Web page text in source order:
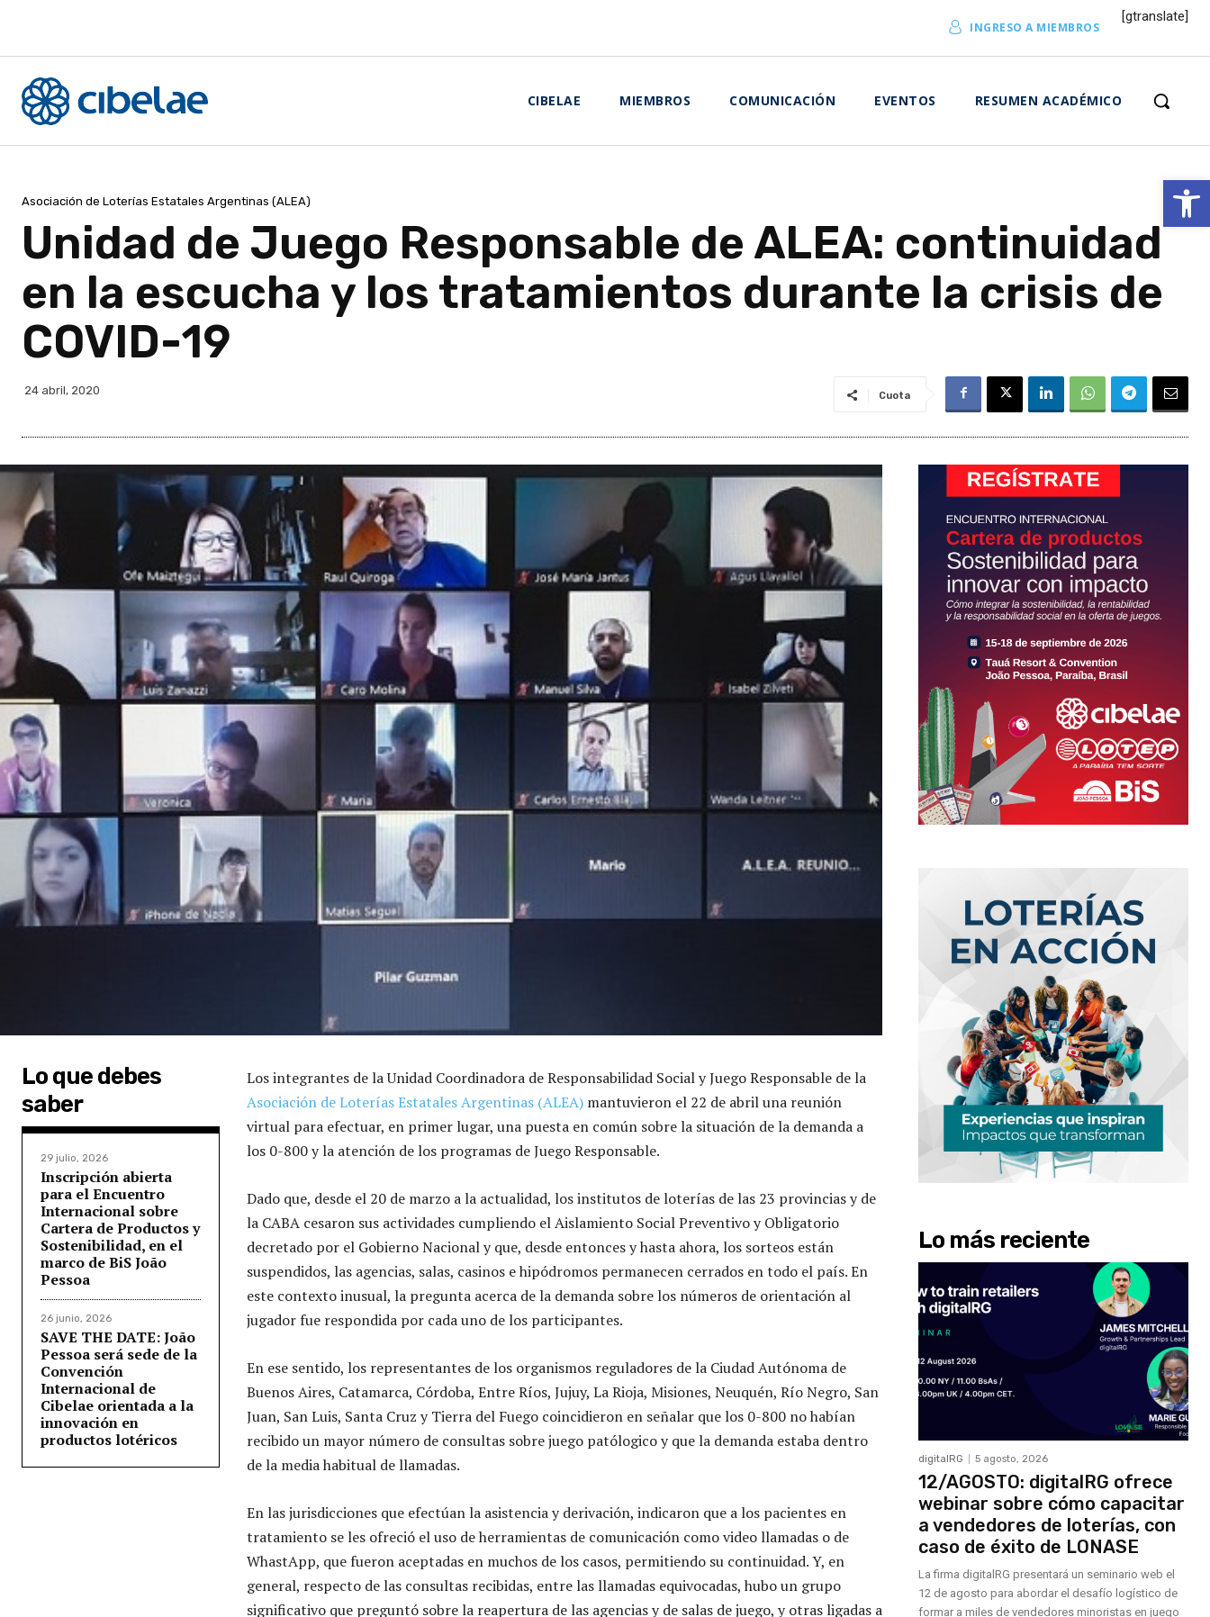
Abrir
INGRESO A MIEMBROS
[gtranslate]
CIBELAE MIEMBROS COMUNICACIÓN EVENTOS RESUMEN ACADÉMICO
Asociación de Loterías Estatales Argentinas (ALEA)
Unidad de Juego Responsable de ALEA: continuidad
en la escucha y los tratamientos durante la crisis de
COVID-19
24 abril, 2020 Cuota
Lo que debes
saber
29 julio, 2026
Inscripción abierta
para el Encuentro
Internacional sobre
Cartera de Productos y
Sostenibilidad, en el
marco de BiS João
Pessoa
26 junio, 2026
SAVE THE DATE: João
Pessoa será sede de la
Convención
Internacional de
Cibelae orientada a la
innovación en
productos lotéricos
Los integrantes de la Unidad Coordinadora de Responsabilidad Social y Juego Responsable de la
Asociación de Loterías Estatales Argentinas (ALEA) mantuvieron el 22 de abril una reunión
virtual para efectuar, en primer lugar, una puesta en común sobre la situación de la demanda a
los 0-800 y la atención de los programas de Juego Responsable.
Dado que, desde el 20 de marzo a la actualidad, los institutos de loterías de las 23 provincias y de
la CABA cesaron sus actividades cumpliendo el Aislamiento Social Preventivo y Obligatorio
decretado por el Gobierno Nacional y que, desde entonces y hasta ahora, los sorteos están
suspendidos, las agencias, salas, casinos e hipódromos permanecen cerrados en todo el país. En
este contexto inusual, la pregunta acerca de la demanda sobre los números de orientación al
jugador fue respondida por cada uno de los participantes.
En ese sentido, los representantes de los organismos reguladores de la Ciudad Autónoma de
Buenos Aires, Catamarca, Córdoba, Entre Ríos, Jujuy, La Rioja, Misiones, Neuquén, Río Negro, San
Juan, San Luis, Santa Cruz y Tierra del Fuego coincidieron en señalar que los 0-800 no habían
recibido un mayor número de consultas sobre juego patólogico y que la demanda estaba dentro
de la media habitual de llamadas.
En las jurisdicciones que efectúan la asistencia y derivación, indicaron que a los pacientes en
tratamiento se les ofreció el uso de herramientas de comunicación como video llamadas o de
WhastApp, que fueron aceptadas en muchos de los casos, permitiendo su continuidad. Y, en
general, respecto de las consultas recibidas, entre las llamadas equivocadas, hubo un grupo
significativo que preguntó sobre la reapertura de las agencias y de salas de juego, y otras ligadas a
Lo más reciente
digitalRG 5 agosto, 2026
12/AGOSTO: digitalRG ofrece
webinar sobre cómo capacitar
a vendedores de loterías, con
caso de éxito de LONASE
La firma digitalRG presentará un seminario web el
12 de agosto para abordar el desafío logístico de
formar a miles de vendedores minoristas en juego